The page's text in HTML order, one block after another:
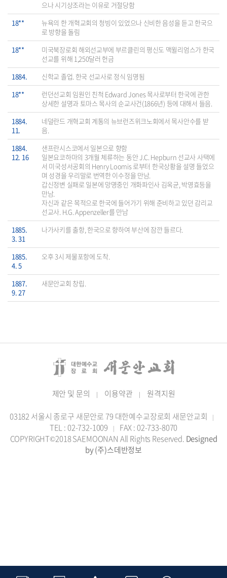
으나 시기상조라는 이유로 거절당함
18**
뉴욕의 한 개혁교회의 청빙이 있었으나 신비한 음성을 듣고 한국으
로 방향을 돌림
18**
미국북장로회 해외선교부에 부르클린의 평신도 맥윌리엄스가 한국
선교를 위해 1,250달러 헌금
1884.
신학교 졸업. 한국 선교사로 정식 임명됨
18**
런던선교회 임원인 친척 Edward Jones 목사로부터 한국에 관한
상세한 설명과 토마스 목사의 순교사건(1866년) 등에 대해서 들음.
1884.
11.
네덜란드 개혁교회 계통의 뉴브런즈위크노회에서 목사안수를 받
음.
1884.
12. 16
샌프란시스코에서 일본으로 향함
일본요코하마의 3개월 체류하는 동안 J.C. Hepburn 선교사 사택에
서 미국성서공회의 Henry Loomis 로부터 한국상황을 설명 들었으
며 성경을 우리말로 번역한 이수정을 만남.
갑신정변 실패로 일본에 망명중인 개화파인사 김옥균, 박영효등을
만남.
자신과 같은 목적으로 한국에 들어가기 위해 준비하고 있던 감리교
선교사. H.G. Appenzeller를 만남
1885.
3. 31
나가사키를 출항, 한국으로 향하여 부산에 잠깐 들르다.
1885.
4. 5
오후 3시 제물포항에 도착.
1887.
9. 27
새문안교회 창립.
제안 및 문의 | 이용약관 | 원격지원
03182 서울시 종로구 새문안로 79 대한예수교장로회 새문안교회 |
TEL : 02-732-1009 |
FAX : 02-733-8070
COPYRIGHT©2018 SAEMOONAN All Rights Reserved. Designed
by (주)스데반정보